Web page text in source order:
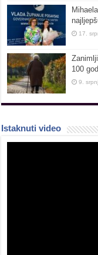
17.
100
9.
Istaknuti video